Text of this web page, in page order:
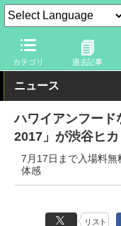
カテゴリ 過去記事
トラベル Watch 地域
ニュース
ハワイアンフー
2017」が渋谷ヒ
7月17日まで入場料無
体感
リスト